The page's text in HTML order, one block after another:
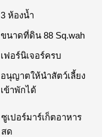
3 ห้องน้ำ
ขนาดที่ดิน 88 Sq.wah
เฟอร์นิเจอร์ครบ
อนุญาตให้นำสัตว์เลี้ยง
เข้าพักได้
ซูเปอร์มาร์เก็ตอาหาร
สด